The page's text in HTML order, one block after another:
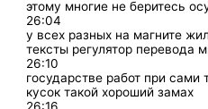
этому многие не беритесь
26:04
у всех разных на магните
тексты регулятор перевода
26:10
государстве работ при сами
кусок такой хороший замах
26:16